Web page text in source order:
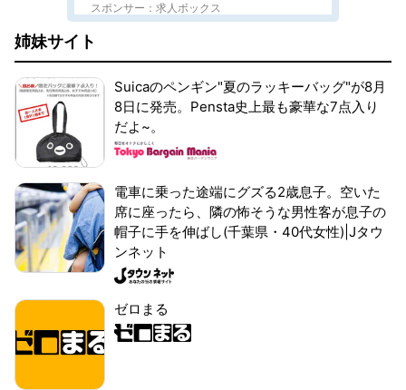
スポンサー：求人ボックス
姉妹サイト
Suicaのペンギン"夏のラッキーバッグ"が8月
8日に発売。Pensta史上最も豪華な7点入り
だよ~。
電車に乗った途端にグズる2歳息子。空いた
席に座ったら、隣の怖そうな男性客が息子の
帽子に手を伸ばし(千葉県・40代女性)|Jタウ
ンネット
ゼロまる